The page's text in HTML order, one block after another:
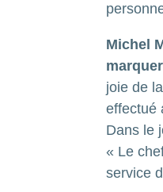
Michel
joie de
effectué
Dans le
« Le
service